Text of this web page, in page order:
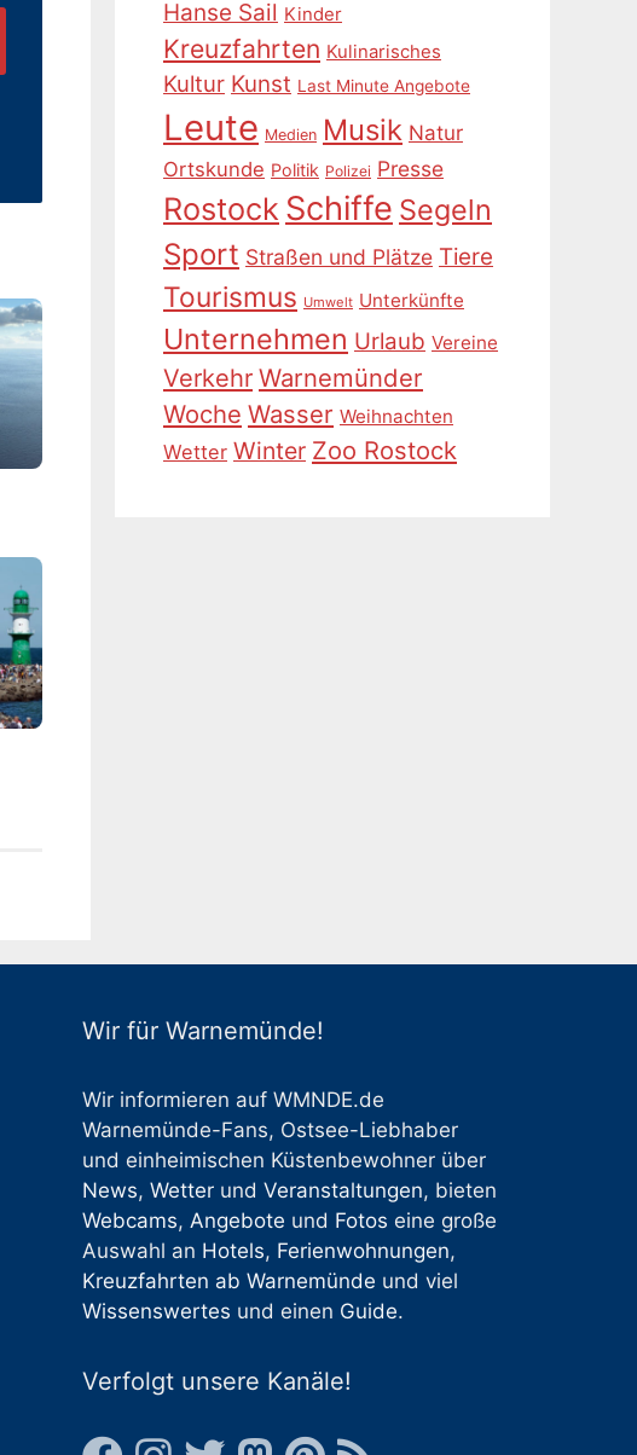
Hanse Sail Kinder
Kreuzfahrten Kulinarisches
Kultur Kunst Last Minute Angebote
Leute Medien Musik Natur
Ortskunde Politik Polizei Presse
Rostock Schiffe Segeln
Sport Straßen und Plätze Tiere
Tourismus Umwelt Unterkünfte
Unternehmen Urlaub Vereine
Verkehr Warnemünder
Woche Wasser Weihnachten
Wetter Winter Zoo Rostock
Wir für Warnemünde!
Wir informieren auf WMNDE.de
Warnemünde-Fans, Ostsee-Liebhaber
und einheimischen Küstenbewohner über
News,Wetter undVeranstaltungen, bieten
Webcams,Angebote und Fotos eine große
Auswahl an Hotels, Ferienwohnungen,
Kreuzfahrten ab Warnemünde und viel
Wissenswertes und einen Guide.
Verfolgt unsere Kanäle!